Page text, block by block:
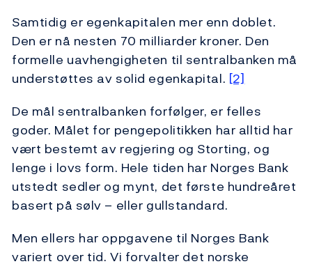
Samtidig er egenkapitalen mer enn doblet.
Den er nå nesten 70 milliarder kroner. Den
formelle uavhengigheten til sentralbanken må
understøttes av solid egenkapital. [2]
De mål sentralbanken forfølger, er felles
goder. Målet for pengepolitikken har alltid har
vært bestemt av regjering og Storting, og
lenge i lovs form. Hele tiden har Norges Bank
utstedt sedler og mynt, det første hundreåret
basert på sølv – eller gullstandard.
Men ellers har oppgavene til Norges Bank
variert over tid. Vi forvalter det norske